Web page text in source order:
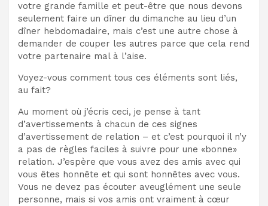
votre grande famille et peut-être que nous devons
seulement faire un dîner du dimanche au lieu d’un
dîner hebdomadaire, mais c’est une autre chose à
demander de couper les autres parce que cela rend
votre partenaire mal à l’aise.
Voyez-vous comment tous ces éléments sont liés,
au fait?
Au moment où j’écris ceci, je pense à tant
d’avertissements à chacun de ces signes
d’avertissement de relation – et c’est pourquoi il n’y
a pas de règles faciles à suivre pour une «bonne»
relation. J’espère que vous avez des amis avec qui
vous êtes honnête et qui sont honnêtes avec vous.
Vous ne devez pas écouter aveuglément une seule
personne, mais si vos amis ont vraiment à cœur